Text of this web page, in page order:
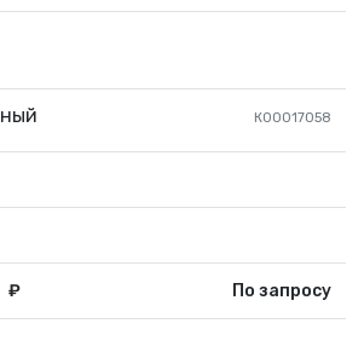
К00017058
₽ По запросу